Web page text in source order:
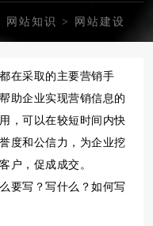
网站知识 > 网站建设
在采取的主要营销手
助企业实现营销信息的
，可以在较短时间内快
度和公信力，为企业挖
户，促成成交。
要写？写什么？如何写